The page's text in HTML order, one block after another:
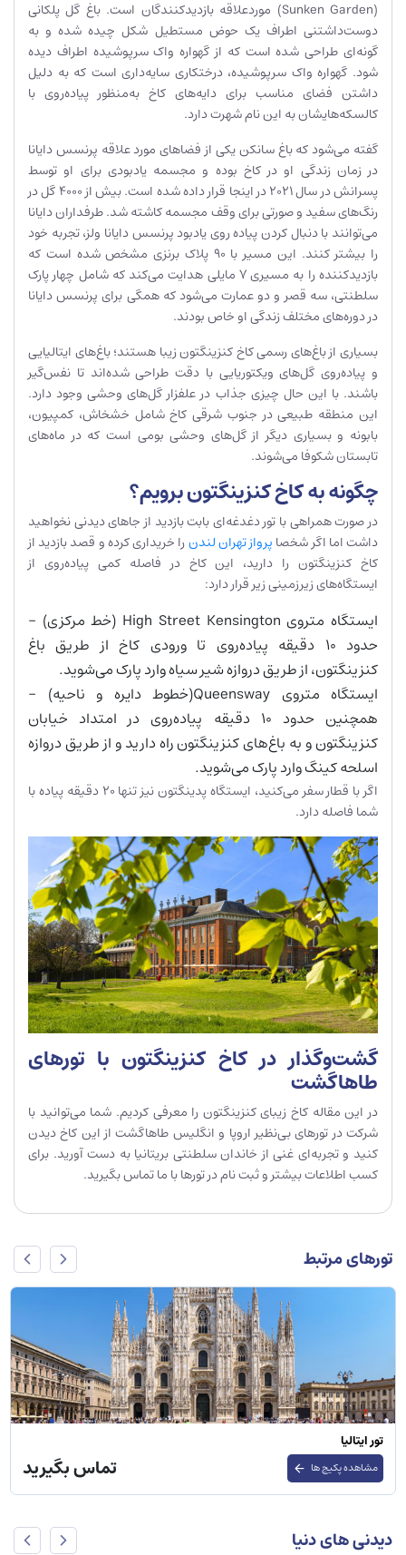
(Sunken Garden) موردعلاقه بازدیدکنندگان است. باغ گل پلکانی
دوست‌داشتنی اطراف یک حوض مستطیل شکل چیده شده و به
گونه‌ای طراحی شده است که از گهواره واک سرپوشیده اطراف دیده
شود. گهواره واک سرپوشیده، درختکاری سایه‌داری است که به دلیل
داشتن فضای مناسب برای دایه‌های کاخ به‌منظور پیاده‌روی با
کالسکه‌هایشان به این نام شهرت دارد.
گفته می‌شود که باغ سانکن یکی از فضاهای مورد علاقه پرنسس دایانا
در زمان زندگی او در کاخ بوده و مجسمه یادبودی برای او توسط
پسرانش در سال 2021 در اینجا قرار داده شده است. بیش از 4000 گل در
رنگ‌های سفید و صورتی برای وقف مجسمه کاشته شد. طرفداران دایانا
می‌توانند با دنبال کردن پیاده روی یادبود پرنسس دایانا ولز، تجربه خود
را بیشتر کنند. این مسیر با 90 پلاک برنزی مشخص شده است که
بازدیدکننده را به مسیری 7 مایلی هدایت می‌کند که شامل چهار پارک
سلطنتی، سه قصر و دو عمارت می‌شود که همگی برای پرنسس دایانا
در دوره‌های مختلف زندگی او خاص بودند.
بسیاری از باغ‌های رسمی کاخ کنزینگتون زیبا هستند؛ باغ‌های ایتالیایی
و پیاده‌روی گل‌های ویکتوریایی با دقت طراحی شده‌اند تا نفس‌گیر
باشند. با این حال چیزی جذاب در علفزار گل‌های وحشی وجود دارد.
این منطقه طبیعی در جنوب شرقی کاخ شامل خشخاش، کمپیون،
بابونه و بسیاری دیگر از گل‌های وحشی بومی است که در ماه‌های
تابستان شکوفا می‌شوند.
چگونه به کاخ کنزینگتون برویم؟
در صورت همراهی با تور دغدغه‌ای بابت بازدید از جاهای دیدنی نخواهید
داشت اما اگر شخصا پرواز تهران لندنرا خریداری کرده و قصد بازدید از
کاخ کنزینگتون را دارید، این کاخ در فاصله کمی پیاده‌روی از
ایستگاه‌های زیرزمینی زیر قرار دارد:
ایستگاه متروی High Street Kensington (خط مرکزی) –
حدود 10 دقیقه پیاده‌روی تا ورودی کاخ از طریق باغ
کنزینگتون، از طریق دروازه شیر سیاه وارد پارک می‌شوید.
ایستگاه متروی Queensway(خطوط دایره و ناحیه) –
همچنین حدود 10 دقیقه پیاده‌روی در امتداد خیابان
کنزینگتون و به باغ‌های کنزینگتون راه دارید و از طریق دروازه
اسلحه کینگ وارد پارک می‌شوید.
اگر با قطار سفر می‌کنید، ایستگاه پدینگتون نیز تنها 20 دقیقه پیاده با
شما فاصله دارد.
گشت‌وگذار در کاخ کنزینگتون با تورهای
طاهاگشت
در این مقاله کاخ زیبای کنزینگتون را معرفی کردیم. شما می‌توانید با
شرکت در تورهای بی‌نظیر اروپا و انگلیس طاهاگشت از این کاخ دیدن
کنید و تجربه‌ای غنی از خاندان سلطنتی بریتانیا به دست آورید. برای
کسب اطلاعات بیشتر و ثبت نام در تورها با ما تماس بگیرید.
تورهای مرتبط
تور ایتالیا
مشاهده پکیج ها تماس بگیرید
دیدنی های دنیا